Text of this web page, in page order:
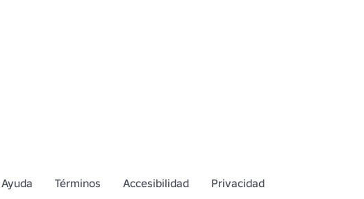
Ayuda Términos Accesibilidad Privacidad